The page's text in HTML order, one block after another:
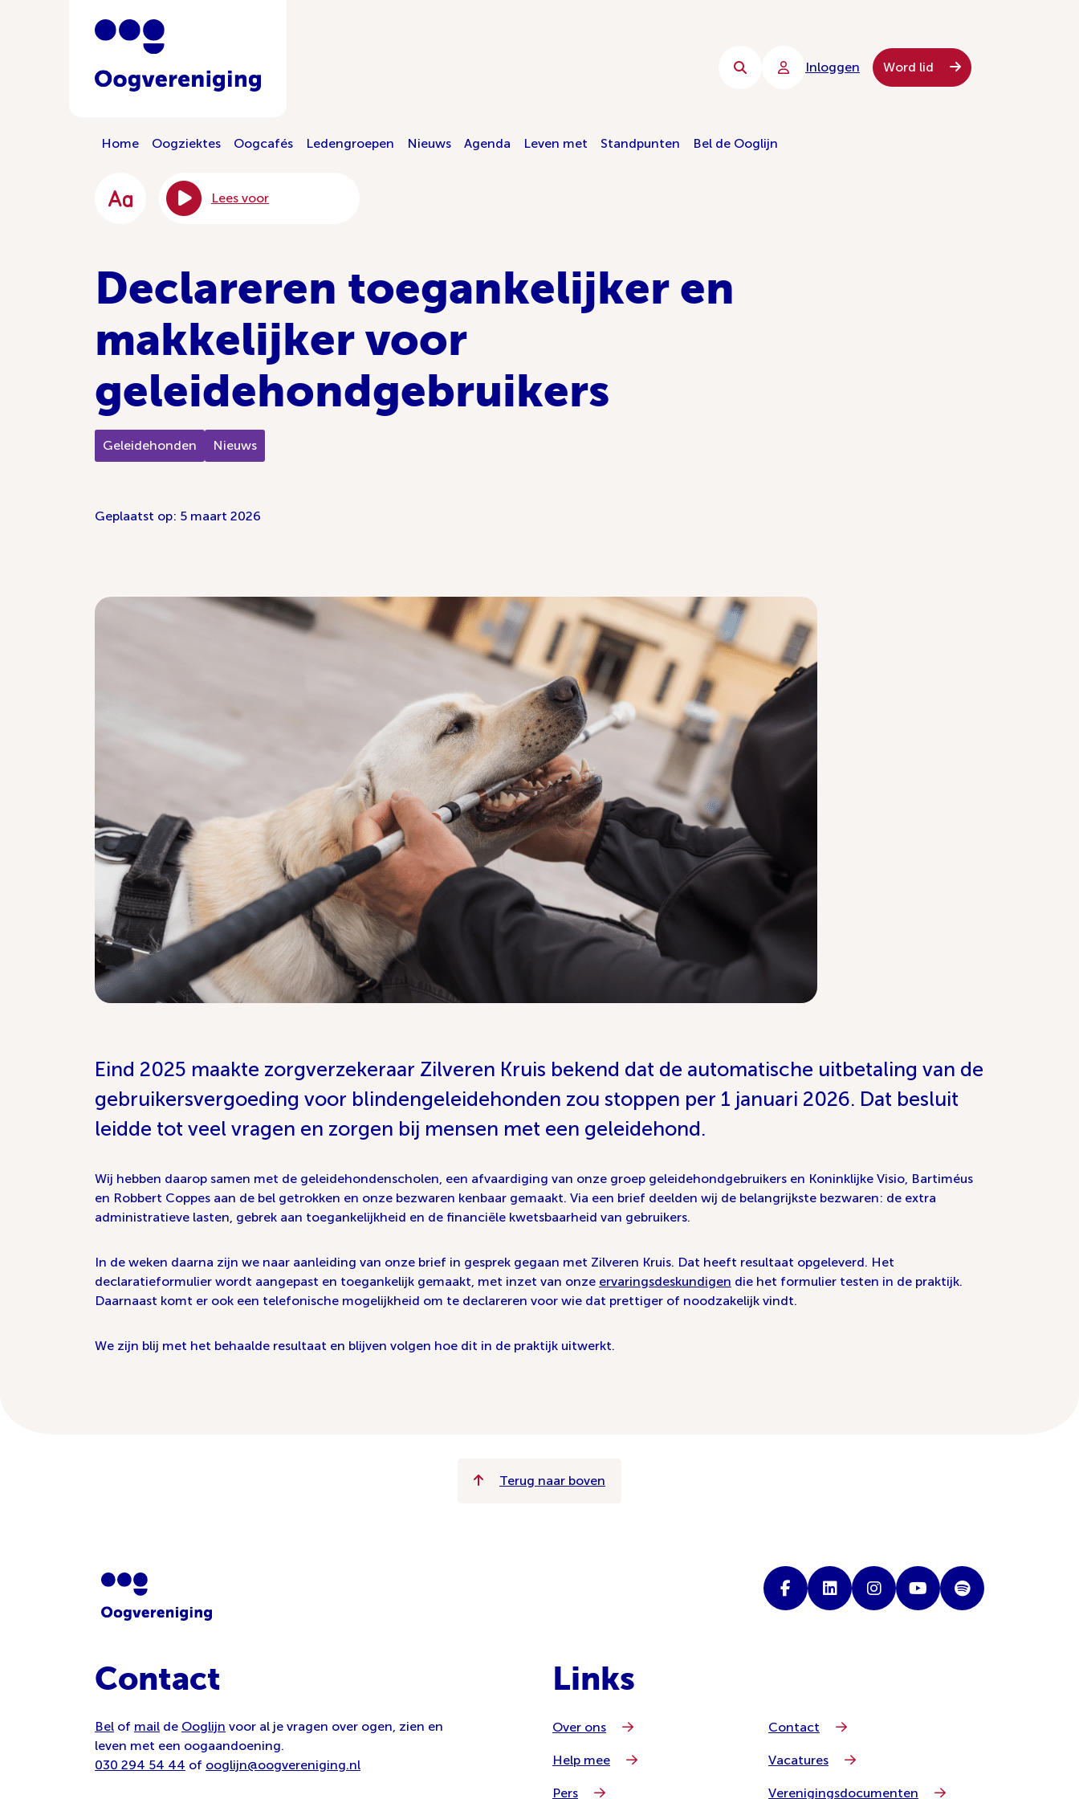
Inloggen Word lid
Home Oogziektes Oogcafés Ledengroepen Nieuws Agenda Leven met Standpunten Bel de Ooglijn
Lees voor
Declareren toegankelijker en
makkelijker voor
geleidehondgebruikers
Geleidehonden Nieuws
Geplaatst op: 5 maart 2026
Eind 2025 maakte zorgverzekeraar Zilveren Kruis bekend dat de automatische uitbetaling van de
gebruikersvergoeding voor blindengeleidehonden zou stoppen per 1 januari 2026. Dat besluit
leidde tot veel vragen en zorgen bij mensen met een geleidehond.
Wij hebben daarop samen met de geleidehondenscholen, een afvaardiging van onze groep geleidehondgebruikers en Koninklijke Visio, Bartiméus
en Robbert Coppes aan de bel getrokken en onze bezwaren kenbaar gemaakt. Via een brief deelden wij de belangrijkste bezwaren: de extra
administratieve lasten, gebrek aan toegankelijkheid en de financiële kwetsbaarheid van gebruikers.
In de weken daarna zijn we naar aanleiding van onze brief in gesprek gegaan met Zilveren Kruis. Dat heeft resultaat opgeleverd. Het
declaratieformulier wordt aangepast en toegankelijk gemaakt, met inzet van onze ervaringsdeskundigen die het formulier testen in de praktijk.
Daarnaast komt er ook een telefonische mogelijkheid om te declareren voor wie dat prettiger of noodzakelijk vindt.
We zijn blij met het behaalde resultaat en blijven volgen hoe dit in de praktijk uitwerkt.
Terug naar boven
Contact
Bel of mail de Ooglijn voor al je vragen over ogen, zien en
leven met een oogaandoening.
030 294 54 44 of ooglijn@oogvereniging.nl
Links
Over ons Contact
Help mee Vacatures
Pers Verenigingsdocumenten